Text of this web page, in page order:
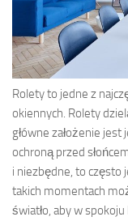
Rolety to jedne z
okiennych. Rolety
główne założenie
ochroną przed
i niezbędne, to często
takich momentach
światło, aby w